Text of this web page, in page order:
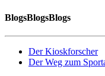
BlogsBlogsBlogs
Der Kioskforscher
Der Weg zum